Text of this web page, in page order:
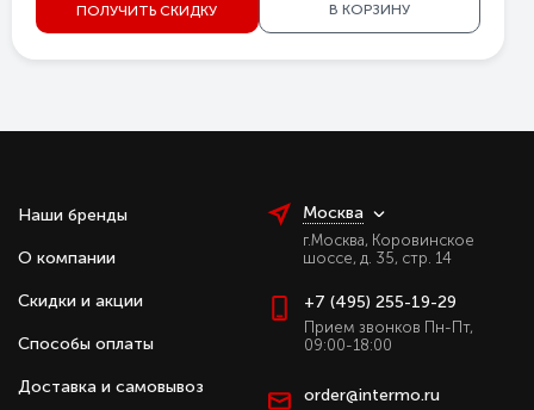
ПОЛУЧИТЬ СКИДКУ В КОРЗИНУ
Наши бренды
О компании
Скидки и акции
Способы оплаты
Доставка и самовывоз
Москва
г.Москва, Коровинское
шоссе, д. 35, стр. 14
+7 (495) 255-19-29
Прием звонков Пн-Пт,
09:00-18:00
order@intermo.ru